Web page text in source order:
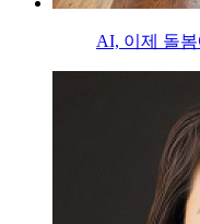
AI, 이제 돌